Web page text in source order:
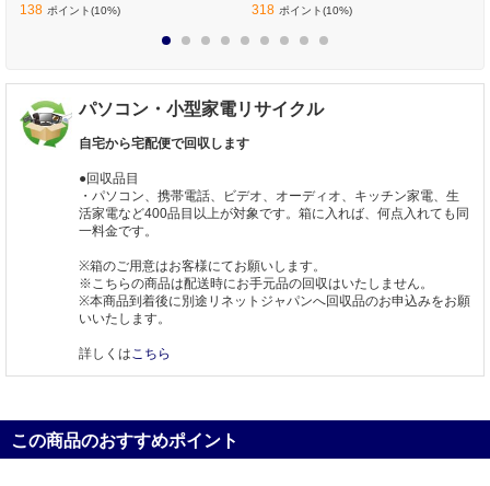
138 ポイント(10%)
318 ポイント(10%)
パソコン・小型家電リサイクル
自宅から宅配便で回収します
●回収品目
・パソコン、携帯電話、ビデオ、オーディオ、キッチン家電、生
活家電など400品目以上が対象です。箱に入れば、何点入れても同
一料金です。
※箱のご用意はお客様にてお願いします。
※こちらの商品は配送時にお手元品の回収はいたしません。
※本商品到着後に別途リネットジャパンへ回収品のお申込みをお願
いいたします。
詳しくはこちら
この商品のおすすめポイント